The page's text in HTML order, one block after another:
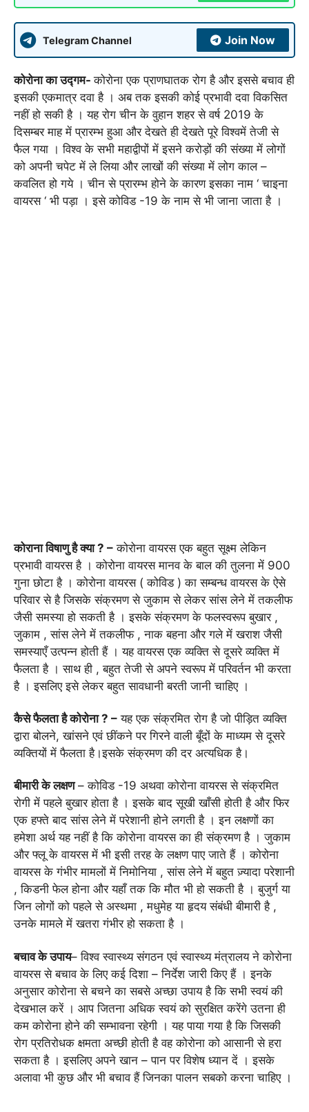
Telegram Channel Join Now
कोरोना का उद्गम-कोरोना एक प्राणघातक रोग है और इससे बचाव ही
इसकी एकमात्र दवा है । अब तक इसकी कोई प्रभावी दवा विकसित
नहीं हो सकी है । यह रोग चीन के वुहान शहर से वर्ष 2019 के
दिसम्बर माह में प्रारम्भ हुआ और देखते ही देखते पूरे विश्वमें तेजी से
फैल गया । विश्व के सभी महाद्वीपों में इसने करोड़ों की संख्या में लोगों
को अपनी चपेट में ले लिया और लाखों की संख्या में लोग काल –
कवलित हो गये । चीन से प्रारम्भ होने के कारण इसका नाम ‘ चाइना
वायरस ‘ भी पड़ा । इसे कोविड -19 के नाम से भी जाना जाता है ।
कोराना विषाणु है क्या ? – कोरोना वायरस एक बहुत सूक्ष्म लेकिन
प्रभावी वायरस है । कोरोना वायरस मानव के बाल की तुलना में 900
गुना छोटा है । कोरोना वायरस ( कोविड ) का सम्बन्ध वायरस के ऐसे
परिवार से है जिसके संक्रमण से जुकाम से लेकर सांस लेने में तकलीफ
जैसी समस्या हो सकती है । इसके संक्रमण के फलस्वरूप बुखार ,
जुकाम , सांस लेने में तकलीफ , नाक बहना और गले में खराश जैसी
समस्याएँ उत्पन्न होती हैं । यह वायरस एक व्यक्ति से दूसरे व्यक्ति में
फैलता है । साथ ही , बहुत तेजी से अपने स्वरूप में परिवर्तन भी करता
है । इसलिए इसे लेकर बहुत सावधानी बरती जानी चाहिए ।
कैसे फैलता है कोरोना ? – यह एक संक्रमित रोग है जो पीड़ित व्यक्ति
द्वारा बोलने, खांसने एवं छींकने पर गिरने वाली बूँदों के माध्यम से दूसरे
व्यक्तियों में फैलता है।इसके संक्रमण की दर अत्यधिक है।
बीमारी के लक्षण– कोविड -19 अथवा कोरोना वायरस से संक्रमित
रोगी में पहले बुखार होता है । इसके बाद सूखी खाँसी होती है और फिर
एक हफ्ते बाद सांस लेने में परेशानी होने लगती है । इन लक्षणों का
हमेशा अर्थ यह नहीं है कि कोरोना वायरस का ही संक्रमण है । जुकाम
और फ्लू के वायरस में भी इसी तरह के लक्षण पाए जाते हैं । कोरोना
वायरस के गंभीर मामलों में निमोनिया , सांस लेने में बहुत ज़्यादा परेशानी
, किडनी फेल होना और यहाँ तक कि मौत भी हो सकती है । बुजुर्ग या
जिन लोगों को पहले से अस्थमा , मधुमेह या हृदय संबंधी बीमारी है ,
उनके मामले में खतरा गंभीर हो सकता है ।
बचाव के उपाय– विश्व स्वास्थ्य संगठन एवं स्वास्थ्य मंत्रालय ने कोरोना
वायरस से बचाव के लिए कई दिशा – निर्देश जारी किए हैं । इनके
अनुसार कोरोना से बचने का सबसे अच्छा उपाय है कि सभी स्वयं की
देखभाल करें । आप जितना अधिक स्वयं को सुरक्षित करेंगे उतना ही
कम कोरोना होने की सम्भावना रहेगी । यह पाया गया है कि जिसकी
रोग प्रतिरोधक क्षमता अच्छी होती है वह कोरोना को आसानी से हरा
सकता है । इसलिए अपने खान – पान पर विशेष ध्यान दें । इसके
अलावा भी कुछ और भी बचाव हैं जिनका पालन सबको करना चाहिए ।